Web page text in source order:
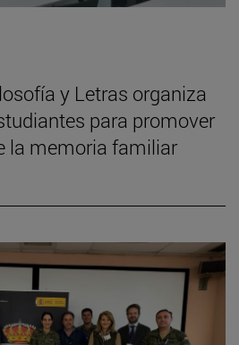
y Letras organiza
para promover
la memoria familiar